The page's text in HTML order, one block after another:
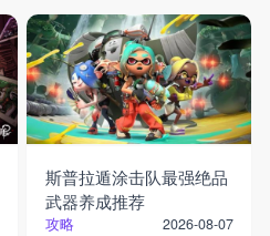
斯普拉遁涂击队最强绝品
武器养成推荐
攻略 2026-08-07